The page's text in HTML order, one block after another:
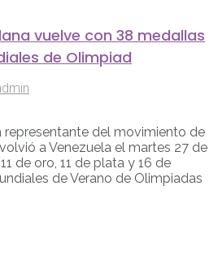
vuelve con 38 medallas
de Olimpiad
representante del movimiento de
a Venezuela el martes 27 de
de oro, 11 de plata y 16 de
de Verano de Olimpiadas